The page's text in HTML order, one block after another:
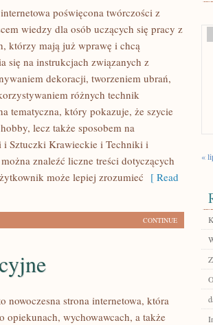
poświęcona twórczości z
wiedzy dla osób uczących się pracy z
którzy mają już wprawę i chcą
się na instrukcjach związanych z
dekoracji, tworzeniem ubrań,
różnych technik
tematyczna, który pokazuje, że szycie
lecz także sposobem na
i Sztuczki Krawieckie i Techniki i
znaleźć liczne treści dotyczących
może lepiej zrozumieć [ Read
CONTINUE
nowoczesna strona internetowa, która
opiekunach, wychowawcach, a także
«